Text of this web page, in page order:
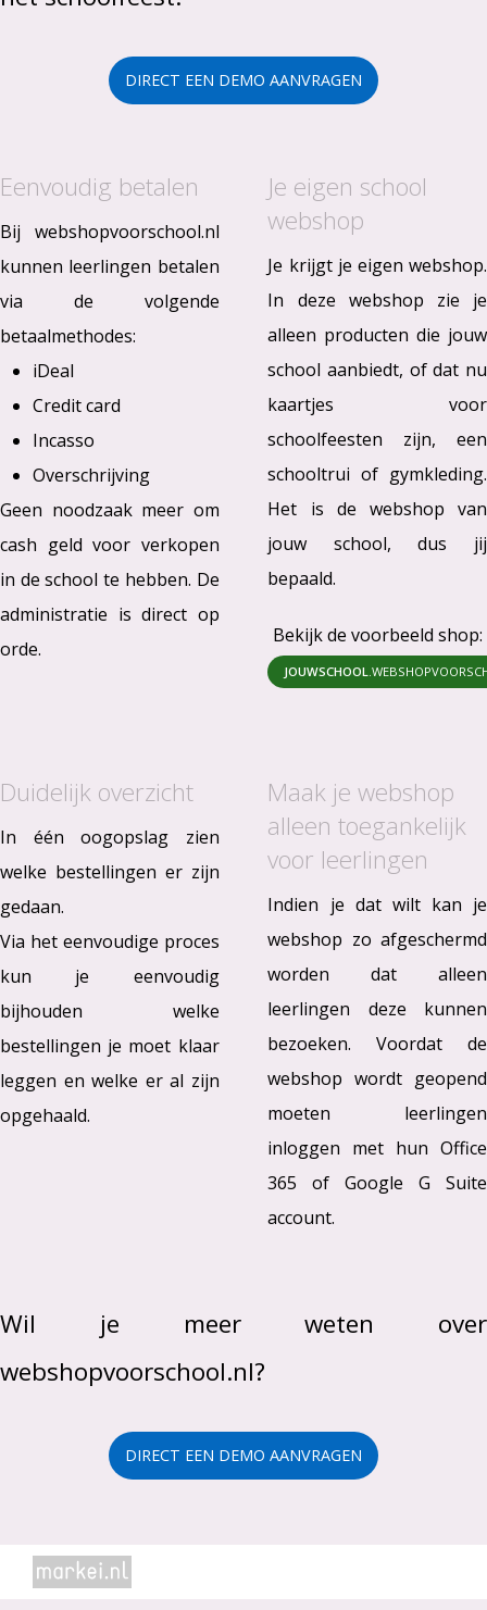
DIRECT EEN DEMO AANVRAGEN
Eenvoudig betalen
Bij webshopvoorschool.nl
kunnen leerlingen betalen
via de volgende
betaalmethodes:
iDeal
Credit card
Incasso
Overschrijving
Geen noodzaak meer om
cash geld voor verkopen
in de school te hebben. De
administratie is direct op
orde.
Je eigen school
webshop
Je krijgt je eigen webshop.
In deze webshop zie je
alleen producten die jouw
school aanbiedt, of dat nu
kaartjes voor
schoolfeesten zijn, een
schooltrui of gymkleding.
Het is de webshop van
jouw school, dus jij
bepaald.
Bekijk de voorbeeld shop:
JOUWSCHOOL
Duidelijk overzicht
In één oogopslag zien
welke bestellingen er zijn
gedaan.
Via het eenvoudige proces
kun je eenvoudig
bijhouden welke
bestellingen je moet klaar
leggen en welke er al zijn
opgehaald.
Maak je webshop
alleen toegankelijk
voor leerlingen
Indien je dat wilt kan je
webshop zo afgeschermd
worden dat alleen
leerlingen deze kunnen
bezoeken. Voordat de
webshop wordt geopend
moeten leerlingen
inloggen met hun Office
365 of Google G Suite
account.
Wil je meer weten over
webshopvoorschool.nl?
DIRECT EEN DEMO AANVRAGEN